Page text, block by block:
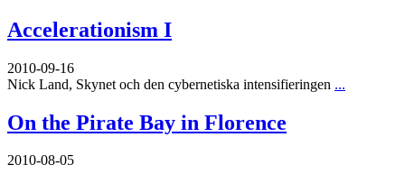
Accelerationism I
2010-09-16
Nick Land, Skynet och den cybernetiska intensifieringen ...
On the Pirate Bay in Florence
2010-08-05